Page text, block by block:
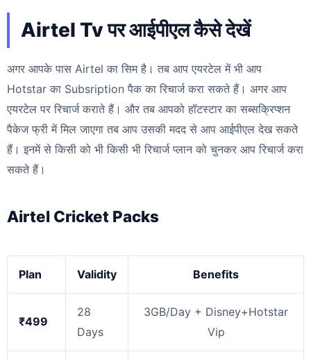
Airtel Tv पर आईपीएल कैसे देखें
अगर आपके पास Airtel का सिम है। तब आप एयरटेल में भी आप
Hotstar का Subsription पैक का रिचार्ज करा सकते हैं। अगर आप
एयरटेल पर रिचार्ज कराते हैं। और तब आपको हॉटस्टार का सब्सक्रिप्शन
पैकेज फ्री में मिल जाएगा तब आप उसकी मदद से आप आईपीएल देख सकते
हैं। इनमें से किसी को भी किसी भी रिचार्ज प्लान को चुनकर आप रिचार्ज करा
सकते हैं।
Airtel Cricket Packs
Plan Validity Benefits
₹499
28
Days
3GB/Day + Disney+Hotstar
Vip